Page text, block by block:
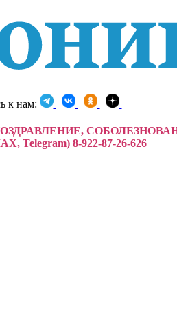
к нам:
Telegram) 8-922-87-26-626